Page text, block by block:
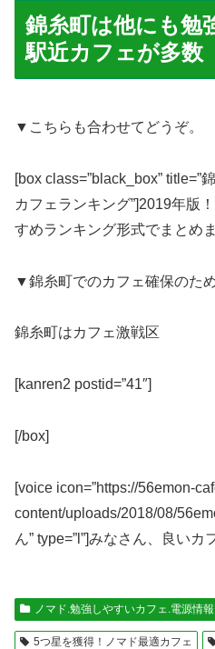
錦糸町は他にも勉
駅近カフェが多数
▼こちらも合わせてどうぞ。
[box class=”black_box” title=”
カフェランキング”]2019年版
すめランキング形式でまとめま
▼錦糸町でのカフェ確保のた
錦糸町はカフェ激戦区
[kanren2 postid=”41″]
[/box]
[voice icon=”https://56emon-
content/uploads/2018/08/
ん” type=”l”]みなさん、良いカ
ノマド.勉強しやすいカフェ.電源情報
5つ星を獲得！ノマド最適カフェ